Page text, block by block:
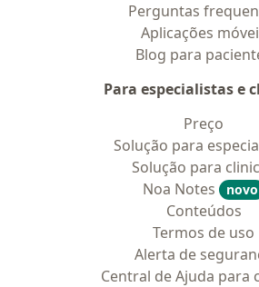
Perguntas
Aplicações
Blog para
Para especialistas e
Preço
Solução para
Solução para
Noa Notes
novo
Conteúdos
Termos de uso
Alerta de
Central de Ajuda para